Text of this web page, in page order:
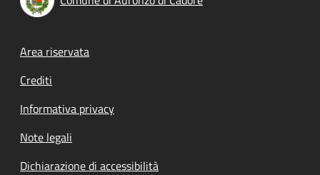
Footer menu
Area riservata
Crediti
Informativa privacy
Note legali
Dichiarazione di accessibilità